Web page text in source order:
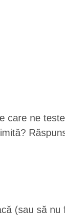
ne
(sau să